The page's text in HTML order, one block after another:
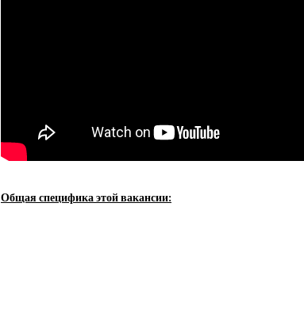
Общая специфика этой вакансии: